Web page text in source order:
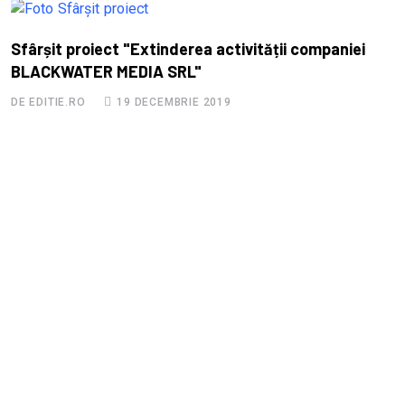
Sfârșit proiect "Extinderea activității companiei
BLACKWATER MEDIA SRL"
DE EDITIE.RO 19 DECEMBRIE 2019